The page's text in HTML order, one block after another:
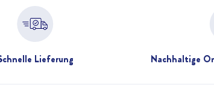
Lieferung Nachhaltige